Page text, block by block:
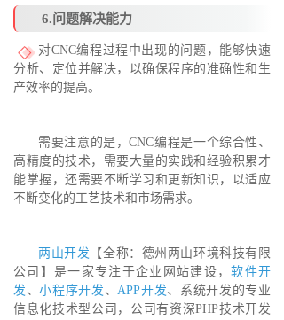
6.问题解决能力
对CNC编程过程中出现的问题，能够快速
分析、定位并解决，以确保程序的准确性和生
产效率的提高。
需要注意的是，CNC编程是一个综合性、
高精度的技术，需要大量的实践和经验积累才
能掌握，还需要不断学习和更新知识，以适应
不断变化的工艺技术和市场需求。
两山开发 【全称：德州两山环境科技有限
公司】是一家专注于企业网站建设，软件开
发 、小程序开发 、APP开发、系统开发的专业
信息化技术型公司，公司有资深PHP技术开发